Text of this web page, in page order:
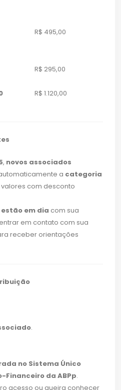
R$ 495,00
R$ 295,00
R$ 1.120,00
, novos associados
a categoria
com desconto
estão em dia com sua
em contato com sua
receber orientações
.
no Sistema Único
da ABPp.
acesso ou queira conhecer